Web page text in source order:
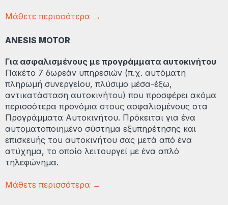
Μάθετε περισσότερα →
ANESIS MOTOR
Για ασφαλισμένους με προγράμματα αυτοκινήτου
Πακέτο 7 δωρεάν υπηρεσιών (π.χ. αυτόματη
πληρωμή συνεργείου, πλύσιμο μέσα-έξω,
αντικατάσταση αυτοκινήτου) που προσφέρει ακόμα
περισσότερα προνόμια στους ασφαλισμένους στα
Προγράμματα Αυτοκινήτου. Πρόκειται για ένα
αυτοματοποιημένο σύστημα εξυπηρέτησης και
επισκευής του αυτοκινήτου σας μετά από ένα
ατύχημα, το οποίο λειτουργεί με ένα απλό
τηλεφώνημα.
Μάθετε περισσότερα →